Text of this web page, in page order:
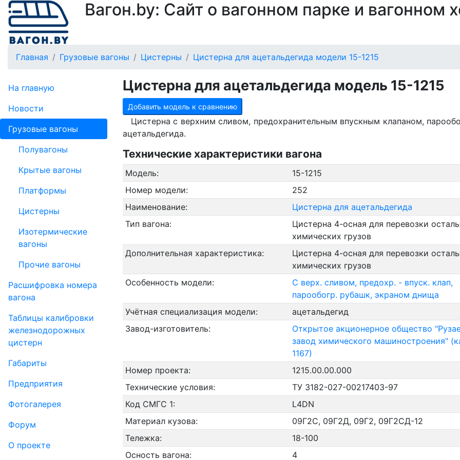
Вагон.by: Сайт о вагонном парке и вагонном
Главная Грузовые вагоны Цистерны Цистерна для ацетальдегида модели 15-1215
На главную
Новости
Грузовые вагоны
Полувагоны
Крытые вагоны
Платформы
Цистерны
Изотермические
вагоны
Прочие вагоны
Рас­шифров­ка номера
вагона
Таблицы калибровки
же­лезно­дорожных
цистерн
Габариты
Пред­прия­тия
Фо­то­га­ле­рея
Форум
О проекте
Цистерна для ацетальдегида модель 15-1215
Добавить модель к сравнению
Цистерна с верхним сливом, предохранительным впускным клапаном,
ацетальдегида.
Технические характеристики вагона
Модель:
15-1215
Номер модели:
252
Наименование:
Цистерна для ацетальдегида
Тип вагона:
Цистерна 4-осная для перевозки
химических грузов
Дополнительная характеристика:
Цистерна 4-осная для перевозки
химических грузов
Особенность модели:
С верх. сливом, предохр. - впуск. клап,
парообогр. рубашк, экраном днища
Учётная специализация модели:
ацетальдегид
Завод-изготовитель:
Открытое акционерное общество
завод химического машиностроения"
1167)
Номер проекта:
1215.00.00.000
Технические условия:
ТУ 3182-027-00217403-97
Код СМГС 1:
L4DN
Материал кузова:
09Г2С, 09Г2Д, 09Г2, 09Г2СД-12
Тележка:
18-100
Осность вагона:
4